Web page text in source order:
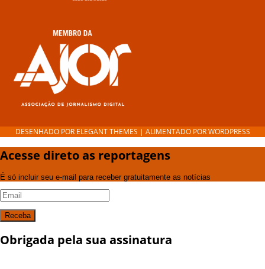
DESENHADO POR ELEGANT THEMES | ALIMENTADO PORWORDPRESS
Acesse direto as reportagens
É só incluir seu e-mail para receber gratuitamente as notícias
Receba
Obrigada pela sua assinatura